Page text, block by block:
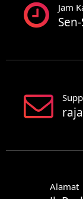
Jam
Alamat